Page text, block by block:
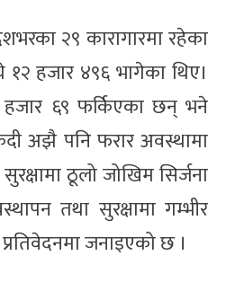
२९ कारागारमा रहेका
हजार ४९६ भागेका थिए।
६९ फर्किएका छन् भने
अझै पनि फरार अवस्थामा
ठूलो जोखिम सिर्जना
तथा सुरक्षामा गम्भीर
जनाइएको छ ।